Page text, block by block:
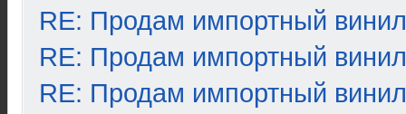
RE: Продам импортный винил
RE: Продам импортный винил
RE: Продам импортный винил